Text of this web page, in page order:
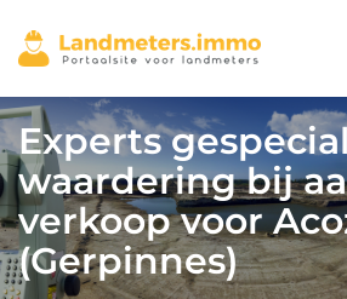
Experts
waardering bij
verkoop voor
(Gerpinnes)